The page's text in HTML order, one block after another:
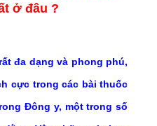
ở đâu ?
đa dạng và phong phú,
cực trong các bài thuốc
Đông y, một trong số